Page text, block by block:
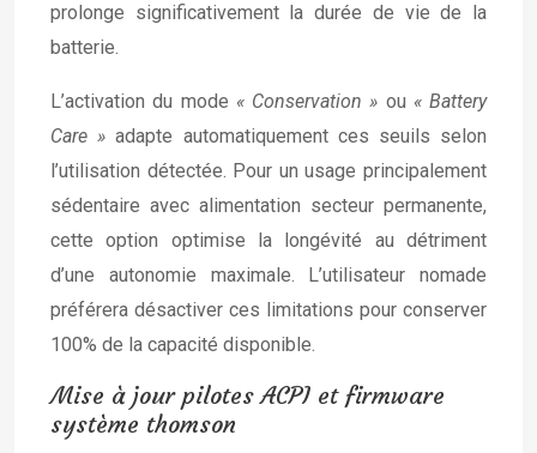
prolonge significativement la durée de vie de la
batterie.
L’activation du mode « Conservation » ou « Battery
Care »adapte automatiquement ces seuils selon
l’utilisation détectée. Pour un usage principalement
sédentaire avec alimentation secteur permanente,
cette option optimise la longévité au détriment
d’une autonomie maximale. L’utilisateur nomade
préférera désactiver ces limitations pour conserver
100% de la capacité disponible.
Mise à jour pilotes ACPI et firmware
système thomson